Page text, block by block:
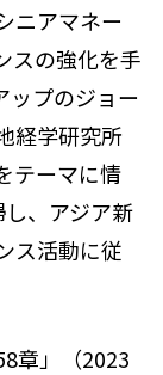
ニアマネー
スの強化を手
ップのジョー
経学研究所
テーマに情
、アジア新
ス活動に従
章」（2023